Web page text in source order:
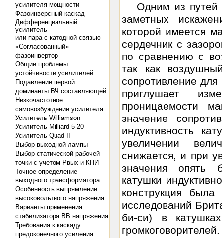
усилителя мощности
Фазоинверсный каскад
Дифференциальный
усилитель
или пара с катодной связью
«Согласованный»
фазоинвертор
Общие проблемы
устойчивости усилителей
Подавление первой
доминанты ВЧ составляющей
Низкочастотное
самовозбуждение усилителя
Усилитель Williamson
Усилитель Milliard 5-20
Усилитель Quad II
Выбор выходной лампы
Выбор статической рабочей
точки с учетом Pвых и КНИ
Точное определение
выходного трансформатора
Особенность выпрямление
высоковольтного напряжения
Варианты применения
стабилизатора ВВ напряжения
Требования к каскаду
предоконечного усиления
Одним из путей
заметных
которой имеется
сердечник с
по сравнению с
так как
сопротивление для
приглушает
проницаемости
значение
индуктивность
увеличении
снижается, и при
значения опять
катушки
конструкция
исследований
би-си) в
громкоговорителей.